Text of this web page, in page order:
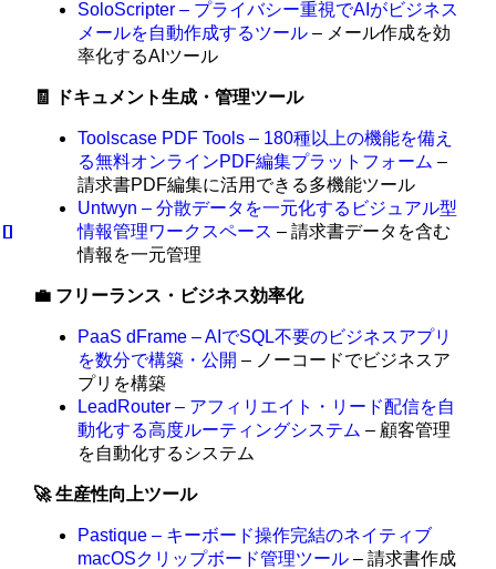
SoloScripter – プライバシー重視でAIがビジネス
メールを自動作成するツール – メール作成を効
率化するAIツール
🧾 ドキュメント生成・管理ツール
Toolscase PDF Tools – 180種以上の機能を備え
る無料オンラインPDF編集プラットフォーム –
請求書PDF編集に活用できる多機能ツール
Untwyn – 分散データを一元化するビジュアル型
情報管理ワークスペース – 請求書データを含む
情報を一元管理
💼 フリーランス・ビジネス効率化
PaaS dFrame – AIでSQL不要のビジネスアプリ
を数分で構築・公開 – ノーコードでビジネスア
プリを構築
LeadRouter – アフィリエイト・リード配信を自
動化する高度ルーティングシステム – 顧客管理
を自動化するシステム
🚀 生産性向上ツール
Pastique – キーボード操作完結のネイティブ
macOSクリップボード管理ツール – 請求書作成